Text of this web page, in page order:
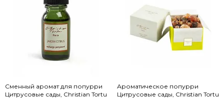
Сменный аромат для попурри
Цитрусовые сады, Christian Tortu
Ароматическое попурри
Цитрусовые сады, Christian Tortu